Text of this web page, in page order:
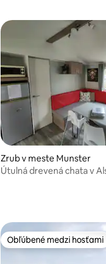
Zrub v meste Munster
Útulná drevená chata v
Obľúbené medzi hosťami
Obľúbené medzi hosťami